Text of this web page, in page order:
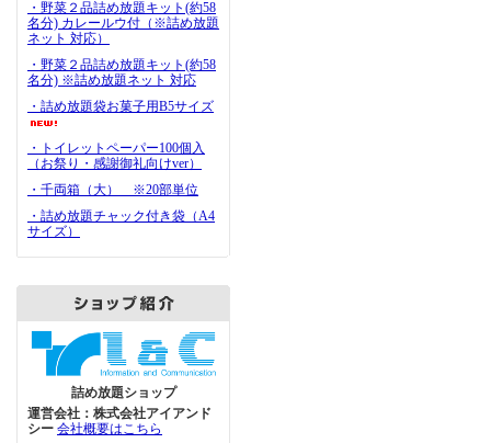
・野菜２品詰め放題キット(約58
名分) カレールウ付（※詰め放題
ネット 対応）
・野菜２品詰め放題キット(約58
名分) ※詰め放題ネット 対応
・詰め放題袋お菓子用B5サイズ
・トイレットペーパー100個入
（お祭り・感謝御礼向けver）
・千両箱（大） ※20部単位
・詰め放題チャック付き袋（A4
サイズ）
詰め放題ショップ
運営会社：株式会社アイアンド
シー 会社概要はこちら